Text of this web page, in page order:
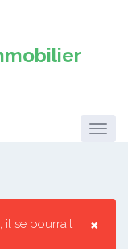
×
, il se pourrait